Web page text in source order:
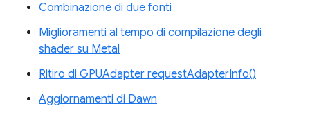
Combinazione di due fonti
Miglioramenti al tempo di compilazione degli
shader su Metal
Ritiro di GPUAdapter requestAdapterInfo()
Aggiornamenti di Dawn